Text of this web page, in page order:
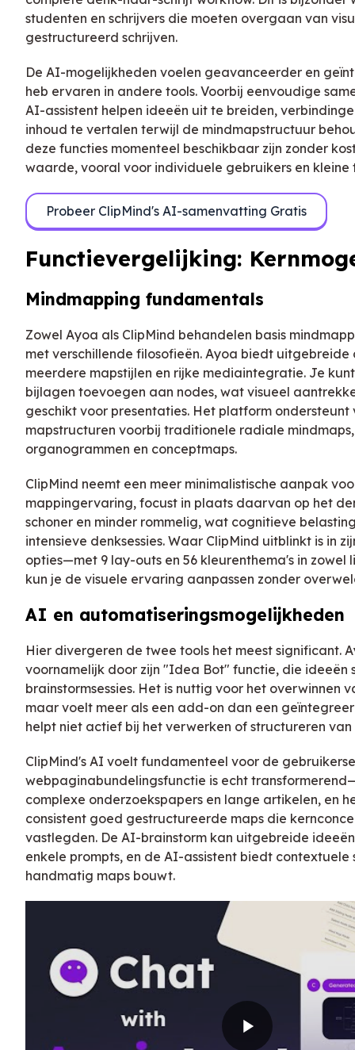
studenten en schrijvers die moeten overgaan van
gestructureerd schrijven.
De AI-mogelijkheden voelen geavanceerder en
heb ervaren in andere tools. Voorbij eenvoudige
AI-assistent helpen ideeën uit te breiden,
inhoud te vertalen terwijl de mindmapstructuur
deze functies momenteel beschikbaar zijn zonder
waarde, vooral voor individuele gebruikers en kleine
Probeer ClipMind's AI-samenvatting Gratis
Functievergelijking:
Mindmapping fundamentals
Zowel Ayoa als ClipMind behandelen basis
met verschillende filosofieën. Ayoa biedt uitgebreide
meerdere mapstijlen en rijke mediaintegratie. Je
bijlagen toevoegen aan nodes, wat visueel
geschikt voor presentaties. Het platform ondersteunt
mapstructuren voorbij traditionele radiale
organogrammen en conceptmaps.
ClipMind neemt een meer minimalistische aanpak
mappingervaring, focust in plaats daarvan op het
schoner en minder rommelig, wat cognitieve
intensieve denksessies. Waar ClipMind uitblinkt is in
opties—met 9 lay-outs en 56 kleurenthema's in zowel
kun je de visuele ervaring aanpassen zonder
AI en automatiseringsmogelijkheden
Hier divergeren de twee tools het meest significant.
voornamelijk door zijn "Idea Bot" functie, die ideeën
brainstormsessies. Het is nuttig voor het overwinnen
maar voelt meer als een add-on dan een
helpt niet actief bij het verwerken of structureren
ClipMind's AI voelt fundamenteel voor de
webpaginabundelingsfunctie is echt
complexe onderzoekspapers en lange artikelen, en
consistent goed gestructureerde maps die
vastlegden. De AI-brainstorm kan uitgebreide
enkele prompts, en de AI-assistent biedt contextuele
handmatig maps bouwt.